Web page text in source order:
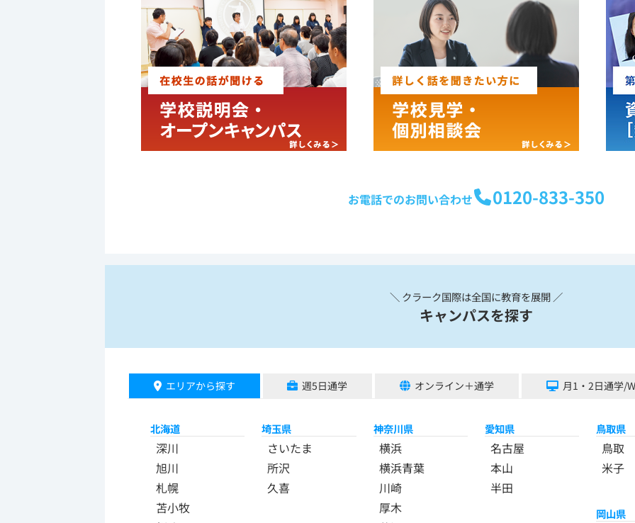
お電話でのお問い合わせ 0120-833-350
＼ クラーク国際は全国に教育を展開 ／
キャンパスを探す
エリアから探す 週5日通学 オンライン＋通学 月1・2日通学/
北海道
深川
旭川
札幌
苫小牧
埼玉県
さいたま
所沢
久喜
神奈川県
横浜
横浜青葉
川崎
厚木
愛知県
名古屋
本山
半田
鳥取県
鳥取
米子
岡山県